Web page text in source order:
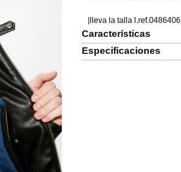
|lleva la talla l.ref.0486406
Características
Especificaciones